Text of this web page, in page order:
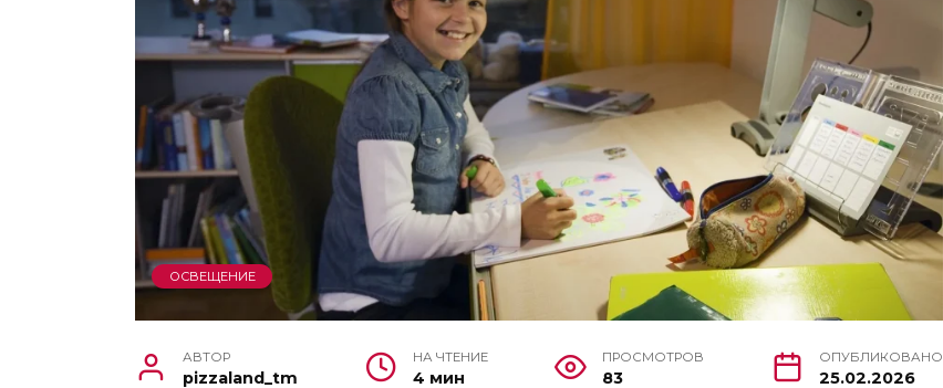
ОСВЕЩЕНИЕ
АВТОР
pizzaland_tm
НА ЧТЕНИЕ
4 мин
ПРОСМОТРОВ
83
ОПУБЛИКОВАНО
25.02.2026